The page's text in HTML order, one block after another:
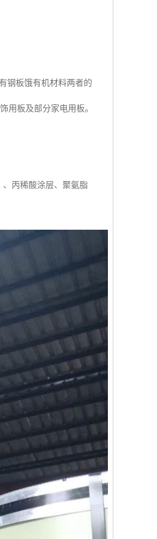
钢板饿有机材料两者的
用板及部分家电用板。
、丙稀酸涂层、聚氨脂